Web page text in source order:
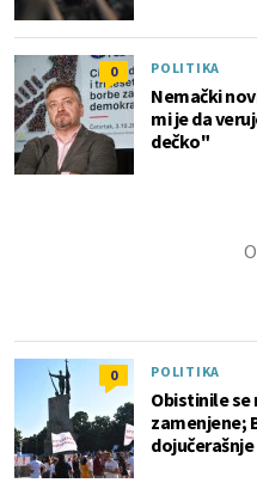
0 POLITIKA
Nemački
mi je da
dečko"
0 POLITIKA
Obistinile se
zamenjene;
dojučerašnje